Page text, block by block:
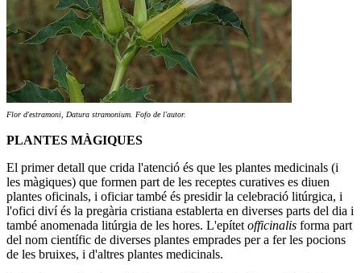
Flor d'estramoni, Datura stramonium. Fofo de l'autor.
PLANTES MÀGIQUES
El primer detall que crida l'atenció és que les plantes medicinals (i
les màgiques) que formen part de les receptes curatives es diuen
plantes oficinals, i oficiar també és presidir la celebració litúrgica, i
l'ofici diví és la pregària cristiana establerta en diverses parts del dia i
també anomenada litúrgia de les hores. L'epítet officinalis forma part
del nom científic de diverses plantes emprades per a fer les pocions
de les bruixes, i d'altres plantes medicinals.